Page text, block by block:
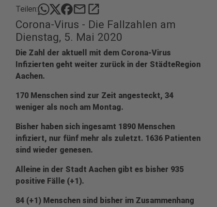
Teilen: mailopen_in_new
Corona-Virus - Die Fallzahlen am
Dienstag, 5. Mai 2020
Die Zahl der aktuell mit dem Corona-Virus
Infizierten geht weiter zurück in der StädteRegion
Aachen.
170 Menschen sind zur Zeit angesteckt, 34
weniger als noch am Montag.
Bisher haben sich ingesamt 1890 Menschen
infiziert, nur fünf mehr als zuletzt. 1636 Patienten
sind wieder genesen.
Alleine in der Stadt Aachen gibt es bisher 935
positive Fälle (+1).
84 (+1) Menschen sind bisher im Zusammenhang